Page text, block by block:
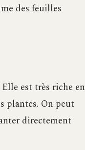
des feuilles
est très riche en
plantes. On peut
directement